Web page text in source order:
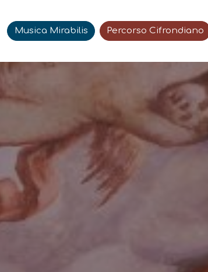
Musica Mirabilis Percorso Cifrondiano